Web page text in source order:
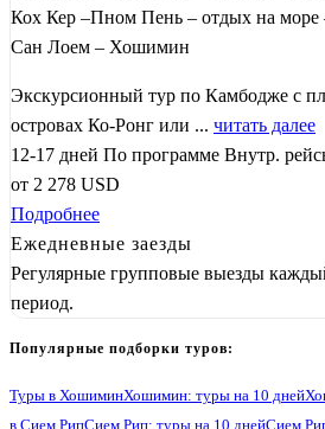
Кох Кер –Пном Пень – отдых на море
Сан Лоем – Хошимин
Экскурсионный тур по Камбодже с
островах Ко-Ронг или ... читать далее
12-17 дней По программе Внутр.
от 2 278 USD
Подробнее
Ежедневные заезды
Регулярные групповые выезды
период.
Популярные подборки туров:
Туры в ХошиминХошимин: туры на 10 дней
в Сием РипСием Рип: туры на 10 днейСием